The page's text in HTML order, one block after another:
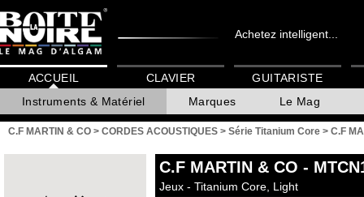
Achetez intelligent...
ACCUEIL
Instruments & Matériel
Marques Le Mag
CLAVIER GUITARISTE
C.F MARTIN & CO > CORDES ACOUSTIQUES > Série Titanium Core > C.F
C.F MARTIN & CO -
Jeux - Titanium Core, Light